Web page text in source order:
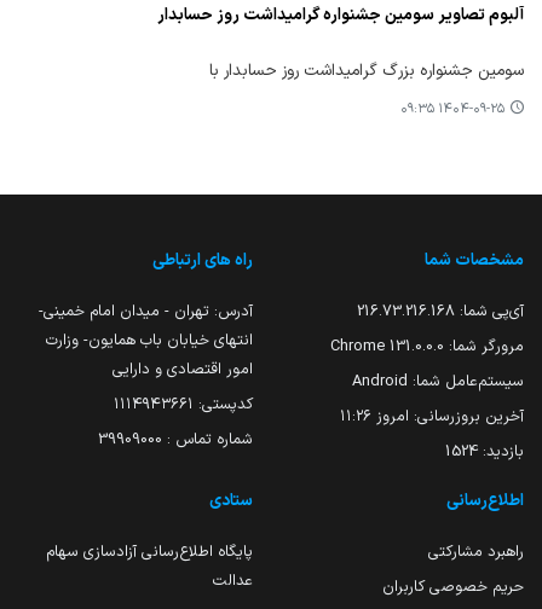
آلبوم تصاویر سومین جشنواره گرامیداشت روز حسابدار
سومین جشنواره بزرگ گرامیداشت روز حسابدار با
۱۴۰۴-۰۹-۲۵ ۰۹:۳۵
مشخصات شما
آی‌پی شما: 216.73.216.168
مرورگر شما: 131.0.0.0 Chrome
سیستم‌عامل شما: Android
آخرین بروزرسانی: امروز ۱۱:۲۶
بازدید: 1524
راه های ارتباطی
آدرس: تهران - میدان امام خمینی-
انتهای خیابان باب همایون- وزارت
امور اقتصادی و دارایی
کدپستی: ۱۱۱۴۹۴۳۶۶۱
شماره تماس : 39909000
اطلاع‌رسانی
راهبرد مشارکتی
حریم خصوصی کاربران
ستادی
پایگاه اطلاع‌رسانی آزادسازی سهام
عدالت